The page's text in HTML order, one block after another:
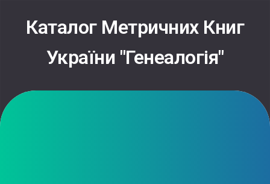
contentКаталог Метричних Книг
України "Генеалогія"